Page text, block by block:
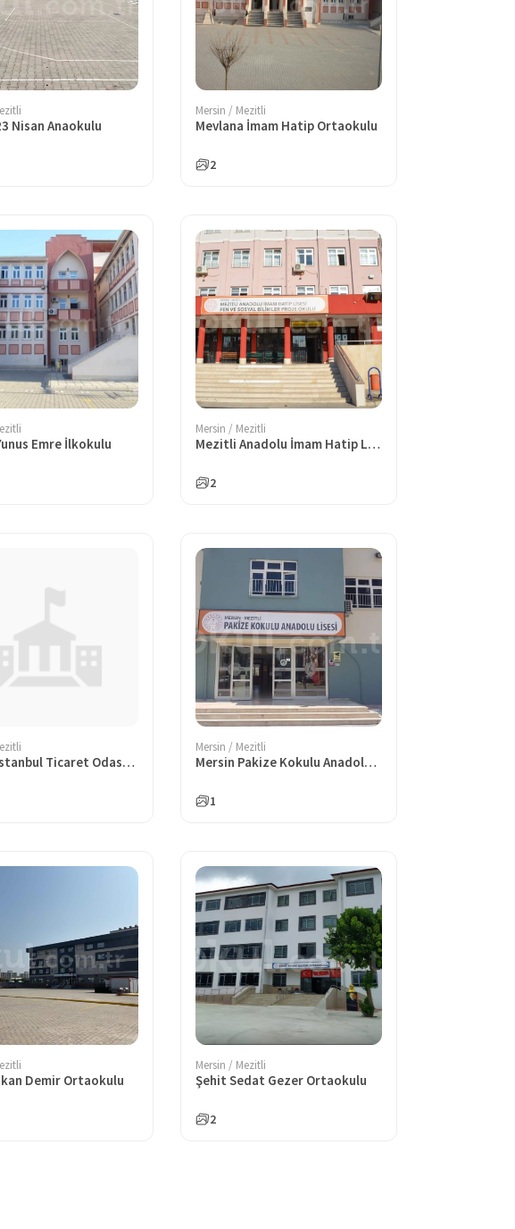
Nisan Anaokulu
Mersin / Mezitli
Mevlana İmam Hatip Ortaokulu
2
Emre İlkokulu
Mersin / Mezitli
Mezitli Anadolu İmam Hatip Lisesi
2
Mezitli İstanbul Ticaret Odası Şehit Mehmet Güçlü İlkokulu
Mersin / Mezitli
Mersin Pakize Kokulu Anadolu Lisesi
1
Demir Ortaokulu
Mersin / Mezitli
Şehit Sedat Gezer Ortaokulu
2